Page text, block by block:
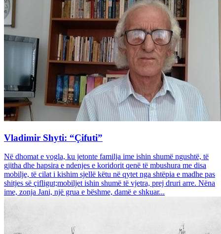
Vladimir Shyti: “Çifuti”
Në dhomat e vogla, ku jetonte familja ime ishin shumë ngushtë, të
gjitha dhe hapsira e ndenjes e koridorit qenë të mbushura me disa
mobilje, të cilat i kishim sjellë këtu në qytet nga shtëpia e madhe pas
shitjes së çifligut;mobiljet ishin shumë të vjetra, prej druri arre. Nëna
ime, zonja Jani, një grua e bëshme, damë e shkuar...